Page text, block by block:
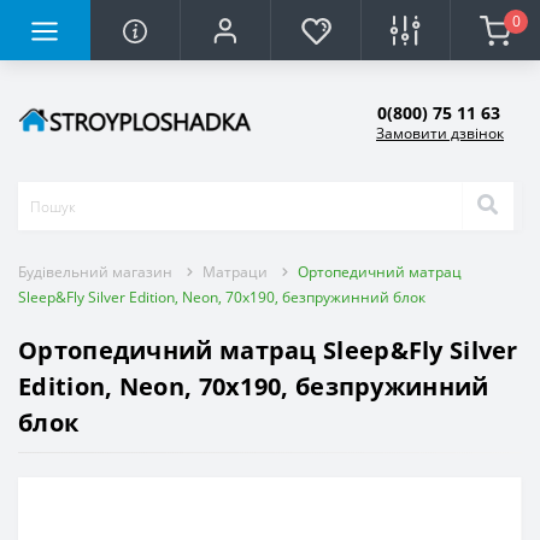
0
0(800) 75 11 63
Замовити дзвінок
Будівельний магазин Матраци
Ортопедичний матрац
Sleep&Fly Silver Edition, Neon, 70x190, безпружинний блок
Ортопедичний матрац Sleep&Fly Silver
Edition, Neon, 70x190, безпружинний
блок